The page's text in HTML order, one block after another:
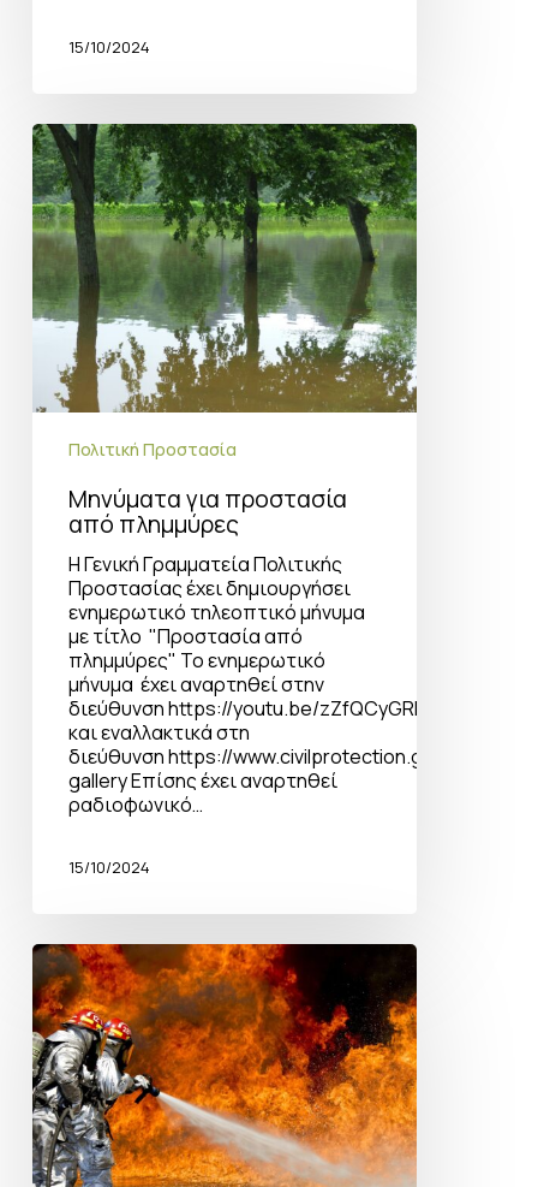
15/10/2024
Μηνύματα
για
προστασία
από
πλημμύρες
Πολιτική Προστασία
Μηνύματα για προστασία
από πλημμύρες
Η Γενική Γραμματεία Πολιτικής
Προστασίας έχει δημιουργήσει
ενημερωτικό τηλεοπτικό μήνυμα
με τίτλο "Προστασία από
πλημμύρες" Το ενημερωτικό
μήνυμα έχει αναρτηθεί στην
διεύθυνση https://youtu.be/zZfQCyGRLqk
και εναλλακτικά στη
διεύθυνση https://www.civilprotection.gr/el/media-
gallery Επίσης έχει αναρτηθεί
ραδιοφωνικό…
15/10/2024
Έγκριση
Πυροσβεστικής
Διάταξης
για
την
πρόληψη
των
Δασικών
πυρκαγιών